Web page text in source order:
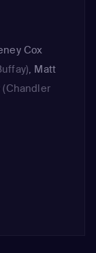
Cox
, Matt
(Chandler